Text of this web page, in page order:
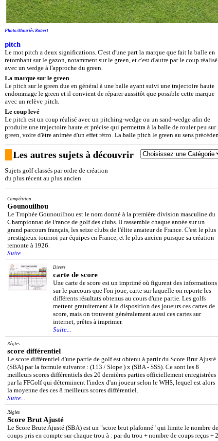
Photo:Mauriès Robert
pitch
Le mot pitch a deux significations. C'est d'une part la marque que fait la balle en
retombant sur le gazon, notamment sur le green, et c'est d'autre par le coup réalisé
avec un wedge à l'approche du green.
La marque sur le green
Le pitch sur le green due en général à une balle ayant suivi une trajectoire haute
endommage le green et il convient de réparer aussitôt que possible cette marque
avec un relève pitch.
Le coup levé
Le pitch est un coup réalisé avec un pitching-wedge ou un sand-wedge afin de
produire une trajectoire haute et précise qui permettra à la balle de rouler peu sur
green, voire d'être animée d'un effet rétro. La balle pitch le green au sens
Les autres sujets à découvrir
Sujets golf classés par ordre de création
du plus récent au plus ancien
Compétition
Gounouilhou
Le Trophée Gounouilhou est le nom donné à la première division masculine du
Championnat de France de golf des clubs. Il rassemble chaque année sur un
grand parcours français, les seize clubs de l'élite amateur de France. C'est le plus
prestigieux tournoi par équipes en France, et le plus ancien puisque sa création
remonte à 1926.
Suite...
Divers
carte de score
Une carte de score est un imprimé où figurent des informations
sur le parcours que l'on joue, carte sur laquelle on reporte les
différents résultats obtenus au cours d'une partie. Les golfs
mettent gratuitement à la disposition des joueurs ces cartes de
score, mais on trouvent généralement aussi ces cartes sur
internet, prêtes à imprimer.
Suite...
Règles
score différentiel
Le score différentiel d'une partie de golf est obtenu à partir du Score Brut Ajusté
(SBA) par la formule suivante : (113 / Slope ) x (SBA - SSS). Ce sont les 8
meilleurs scores différentiels des 20 dernières parties officiellement enregistrées
par la FFGolf qui déterminent l'index d'un joueur selon le WHS, lequel est alors
la moyenne des ces 8 meilleurs scores différentiel.
Suite...
Règles
Score Brut Ajusté
Le Score Brute Ajusté (SBA) est un "score brut plafonné" qui limite le nombre de
coups pris en compte sur chaque trou à : par du trou + nombre de coups reçus + 2